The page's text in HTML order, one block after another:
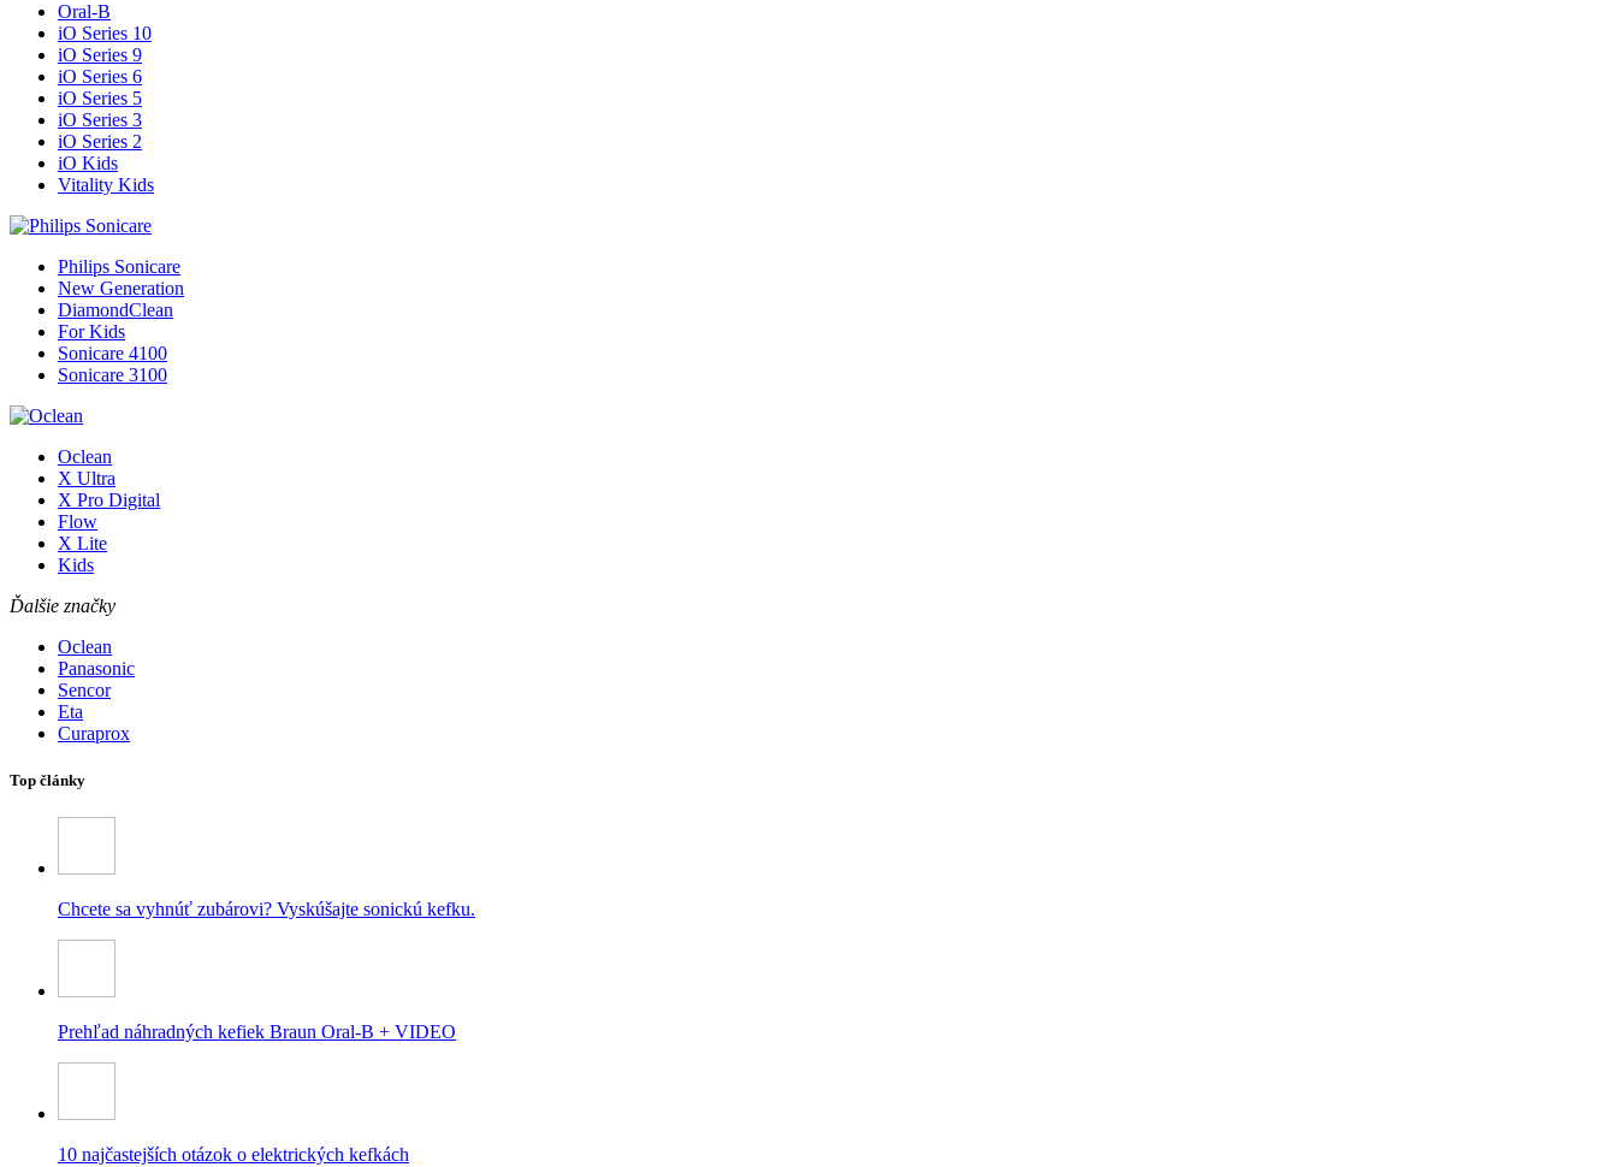
Oral-B
iO Series 10
iO Series 9
iO Series 6
iO Series 5
iO Series 3
iO Series 2
iO Kids
Vitality Kids
Philips Sonicare
New Generation
DiamondClean
For Kids
Sonicare 4100
Sonicare 3100
Oclean
X Ultra
X Pro Digital
Flow
X Lite
Kids
Ďalšie značky
Oclean
Panasonic
Sencor
Eta
Curaprox
Top články
Chcete sa vyhnúť zubárovi? Vyskúšajte sonickú kefku.
Prehľad náhradných kefiek Braun Oral-B + VIDEO
10 najčastejších otázok o elektrických kefkách